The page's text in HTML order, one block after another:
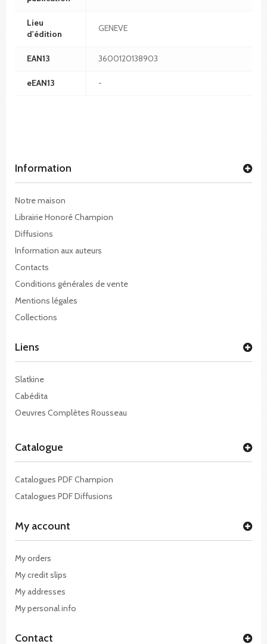
Lieu
d'édition
GENEVE
EAN13 3600120138903
eEAN13 -
Information
Notre maison
Librairie Honoré Champion
Diffusions
Information aux auteurs
Contacts
Conditions générales de vente
Mentions légales
Collections
Liens
Slatkine
Cabédita
Oeuvres Complètes Rousseau
Catalogue
Catalogues PDF Champion
Catalogues PDF Diffusions
My account
My orders
My credit slips
My addresses
My personal info
Contact